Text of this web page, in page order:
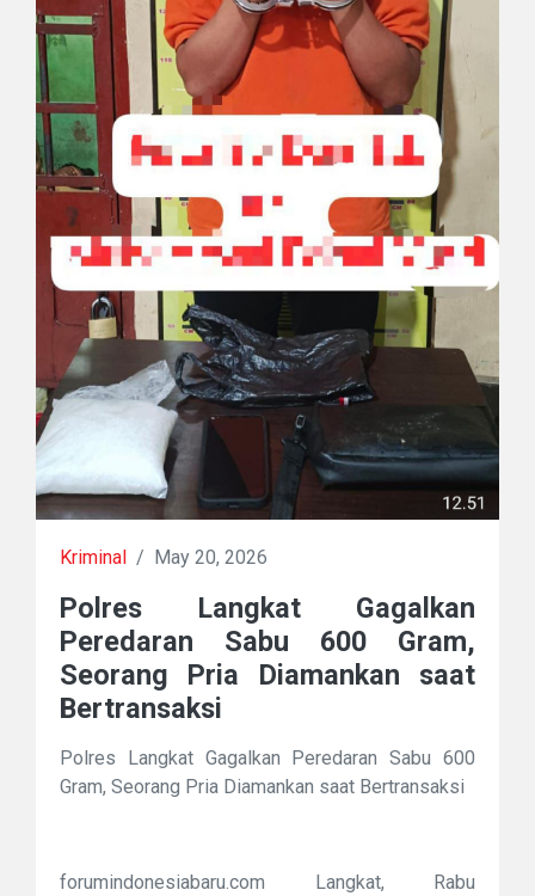
Kriminal / May 20, 2026
Polres Langkat Gagalkan
Peredaran Sabu 600 Gram,
Seorang Pria Diamankan saat
Bertransaksi
Polres Langkat Gagalkan Peredaran Sabu 600
Gram, Seorang Pria Diamankan saat Bertransaksi
forumindonesiabaru.com Langkat, Rabu